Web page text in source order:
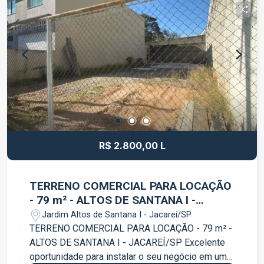
moradia ou investimento. A localização em
Igaratá proporciona qualidade de vida, belas
paisagens e fácil acesso às principais vias da
região, sendo ideal para quem deseja fugir da
rotina das grandes cidades sem abrir mão da
praticidade. Entre em contato para mais
informações e agende uma visita! Aproveite esta
excelente oportunidade de investimento em uma
das regiões mais procuradas para lazer e
R$ 2.800,00 L
TERRENO COMERCIAL PARA LOCAÇÃO
- 79 m² - ALTOS DE SANTANA I -
JACAREÍ/SP
Jardim Altos de Santana I - Jacareí/SP
TERRENO COMERCIAL PARA LOCAÇÃO - 79 m² -
ALTOS DE SANTANA I - JACAREÍ/SP Excelente
oportunidade para instalar o seu negócio em uma